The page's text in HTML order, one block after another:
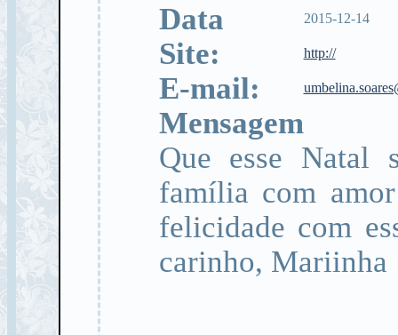
Data 2015-12-14
Site: http://
E-mail:
Mensagem
Que esse Natal
família com
felicidade com
carinho, Mariinha